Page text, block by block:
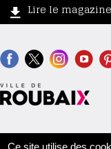
Lire le magazine
Contact Crédits
Ce site utilise des